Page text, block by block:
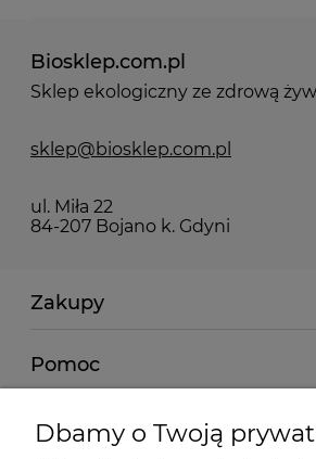
Biosklep.com.pl
Sklep ekologiczny ze zdrową
sklep@biosklep.com.pl
ul. Miła 22
84-207 Bojano k. Gdyni
Zakupy
Pomoc
Moje konto
Dbamy o Twoją